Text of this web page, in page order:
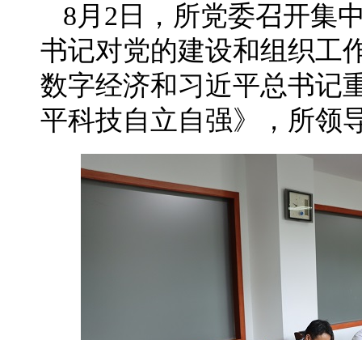
8月2日，所党委召开集
书记对党的建设和组织工
数字经济和习近平总书记
平科技自立自强》，所领